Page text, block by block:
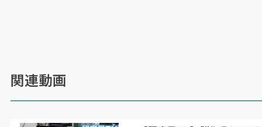
関連動画